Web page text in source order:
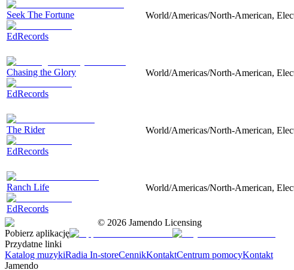
Seek The Fortune
EdRecords
World/Americas/North-American,
Chasing the Glory
EdRecords
World/Americas/North-American,
The Rider
EdRecords
World/Americas/North-American,
Ranch Life
EdRecords
World/Americas/North-American,
© 2026 Jamendo Licensing
Pobierz aplikację
Przydatne linki
Katalog muzykiRadia In-storeCennikKontaktCentrum pomocyKontakt
Jamendo